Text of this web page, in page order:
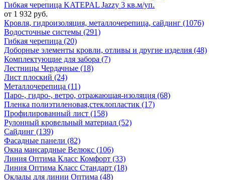
Гибкая черепица KATEPAL Jazzy 3 кв.м/уп.
от 1 932 руб.
Кровля, гидроизоляция, металлочерепица, сайдинг (1076)
Водосточные системы (291)
Гибкая черепица (20)
Доборные элементы кровли, отливы и другие изделия (48)
Комплектующие для забора (7)
Лестницы Чердачные (18)
Лист плоский (24)
Металлочерепица (11)
Паро-, гидро-, ветро, отражающая-изоляция (68)
Пленка полиэтиленовая,стеклопластик (17)
Профилированный лист (158)
Рулонный кровельный материал (52)
Сайдинг (139)
Фасадные панели (82)
Окна мансардные Велюкс (106)
Линия Оптима Класс Комфорт (33)
Линия Оптима Класс Стандарт (18)
Оклады для линии Оптима (48)